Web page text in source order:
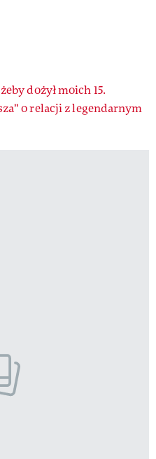
dożył moich 15.
o relacji z legendarnym